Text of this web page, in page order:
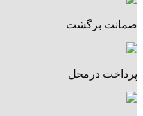
ضمانت برگشت
پرداخت درمحل